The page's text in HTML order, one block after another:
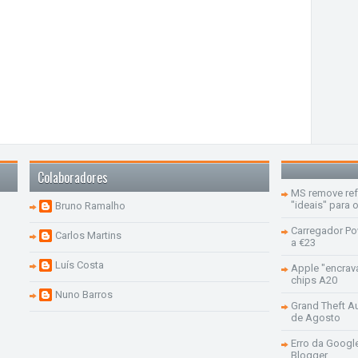
Colaboradores
Bruno Ramalho
Carlos Martins
Luís Costa
Nuno Barros
MS remove
"ideais" para
Carregador
a €23
Apple
chips A20
Grand Theft
de Agosto
Erro da
Blogger